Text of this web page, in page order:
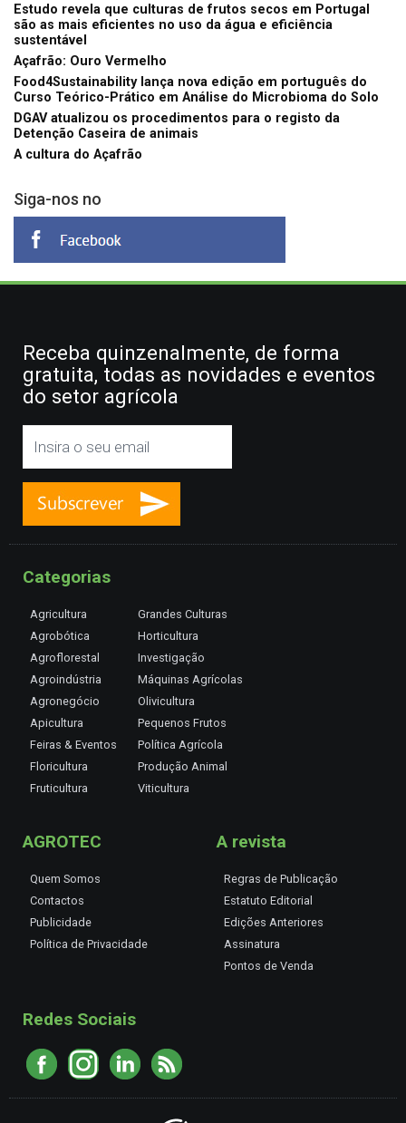
Estudo revela que culturas de frutos secos em Portugal
são as mais eficientes no uso da água e eficiência
sustentável
Açafrão: Ouro Vermelho
Food4Sustainability lança nova edição em português do
Curso Teórico-Prático em Análise do Microbioma do Solo
DGAV atualizou os procedimentos para o registo da
Detenção Caseira de animais
A cultura do Açafrão
Siga-nos no
Receba quinzenalmente, de forma
gratuita, todas as novidades e eventos
do setor agrícola
Categorias
Agricultura
Agrobótica
Agroflorestal
Agroindústria
Agronegócio
Apicultura
Feiras & Eventos
Floricultura
Fruticultura
Grandes Culturas
Horticultura
Investigação
Máquinas Agrícolas
Olivicultura
Pequenos Frutos
Política Agrícola
Produção Animal
Viticultura
AGROTEC
Quem Somos
Contactos
Publicidade
Política de Privacidade
A revista
Regras de Publicação
Estatuto Editorial
Edições Anteriores
Assinatura
Pontos de Venda
Redes Sociais